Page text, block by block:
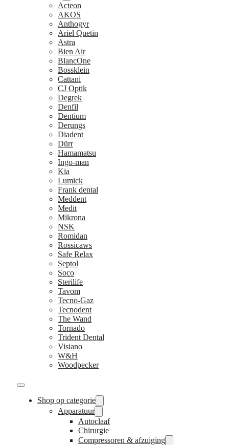
Acteon
AKOS
Anthogyr
Ariel Quetin
Astra
Bien Air
BlancOne
Bossklein
Cattani
CJ Optik
Degrek
Denfil
Dentium
Derungs
Diadent
Dürr
Hamamatsu
Ingo-man
Kia
Lumick
Frank dental
Meddent
Medit
Mikrona
NSK
Romidan
Rossicaws
Safe Relax
Septol
Soco
Sterilife
Tavom
Tecno-Gaz
Tecnodent
The Wand
Tornado
Trident Dental
Visiano
W&H
Woodpecker
Shop op categorie
Apparatuur
Autoclaaf
Chirurgie
Compressoren & afzuiging